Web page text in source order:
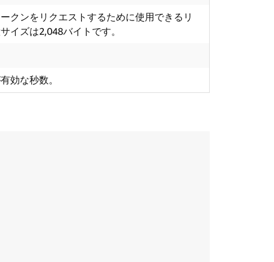
クンをリクエストするために使用できるリ
イズは2,048バイトです。
効な秒数。